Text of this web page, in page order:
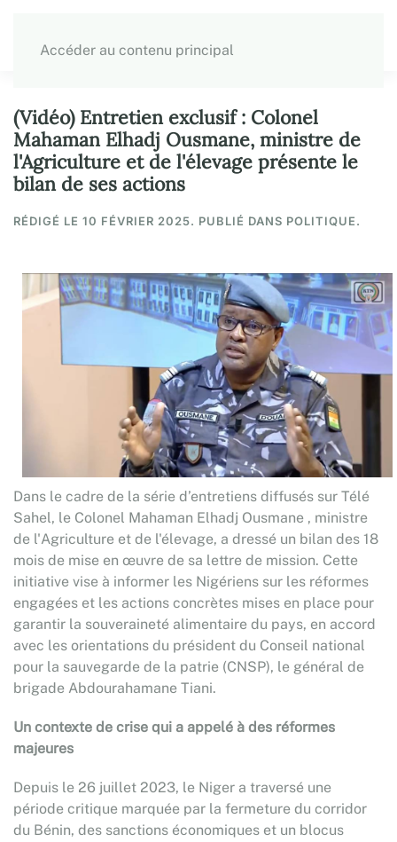
Accéder au contenu principal
(Vidéo) Entretien exclusif : Colonel
Mahaman Elhadj Ousmane, ministre de
l'Agriculture et de l'élevage présente le
bilan de ses actions
RÉDIGÉ LE 10 FÉVRIER 2025. PUBLIÉ DANS POLITIQUE.
Dans le cadre de la série d’entretiens diffusés sur Télé
Sahel, le Colonel Mahaman Elhadj Ousmane , ministre
de l'Agriculture et de l'élevage, a dressé un bilan des 18
mois de mise en œuvre de sa lettre de mission. Cette
initiative vise à informer les Nigériens sur les réformes
engagées et les actions concrètes mises en place pour
garantir la souveraineté alimentaire du pays, en accord
avec les orientations du président du Conseil national
pour la sauvegarde de la patrie (CNSP), le général de
brigade Abdourahamane Tiani.
Un contexte de crise qui a appelé à des réformes
majeures
Depuis le 26 juillet 2023, le Niger a traversé une
période critique marquée par la fermeture du corridor
du Bénin, des sanctions économiques et un blocus